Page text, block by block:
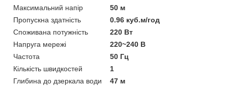
Максимальний напір
50 м
Пропускна здатність
0.96 куб.м/год
Споживана потужність
220 Вт
Напруга мережі
220~240 В
Частота
50 Гц
Кількість швидкостей
1
Глибина до дзеркала води
47 м